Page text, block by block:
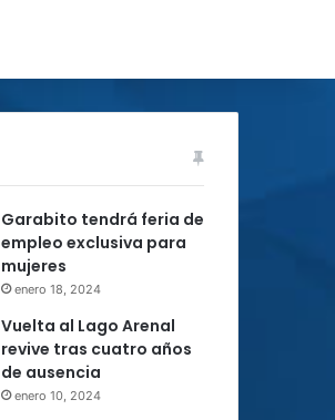
Garabito tendrá feria de
empleo exclusiva para
mujeres
enero 18, 2024
Vuelta al Lago Arenal
revive tras cuatro años
de ausencia
enero 10, 2024